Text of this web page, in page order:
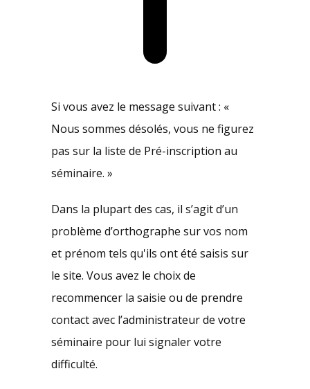
Si vous avez le message suivant : «
Nous sommes désolés, vous ne figurez
pas sur la liste de Pré-inscription au
séminaire. »
Dans la plupart des cas, il s’agit d’un
problème d’orthographe sur vos nom
et prénom tels qu'ils ont été saisis sur
le site. Vous avez le choix de
recommencer la saisie ou de prendre
contact avec l’administrateur de votre
séminaire pour lui signaler votre
difficulté.